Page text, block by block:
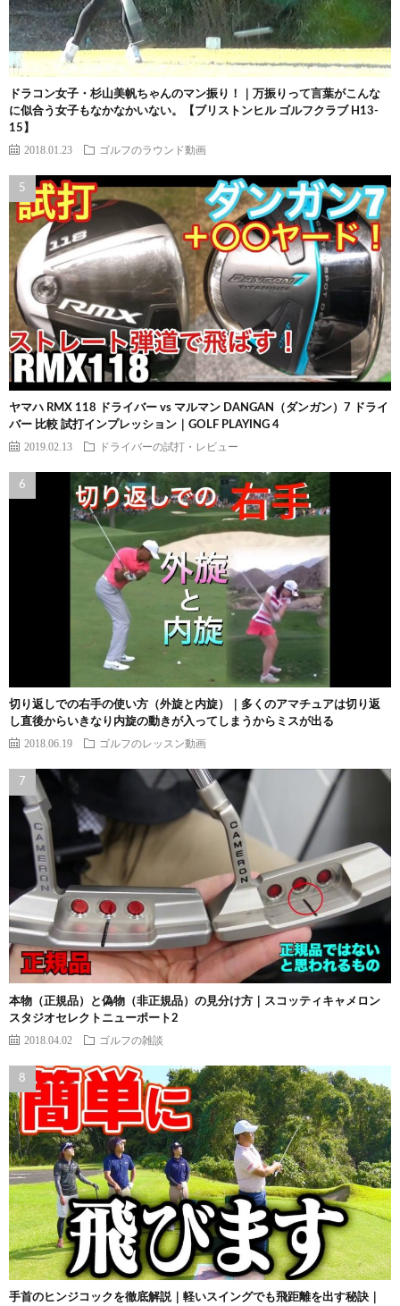
ドラコン女子・杉山美帆ちゃんのマン振り！｜万振りって言葉がこんな
に似合う女子もなかなかいない。【ブリストンヒル ゴルフクラブ H13-
15】
2018.01.23 ゴルフのラウンド動画
ヤマハ RMX 118 ドライバー vs マルマン DANGAN（ダンガン）7 ドライ
バー 比較 試打インプレッション｜GOLF PLAYING 4
2019.02.13 ドライバーの試打・レビュー
切り返しでの右手の使い方（外旋と内旋）｜多くのアマチュアは切り返
し直後からいきなり内旋の動きが入ってしまうからミスが出る
2018.06.19 ゴルフのレッスン動画
本物（正規品）と偽物（非正規品）の見分け方｜スコッティキャメロン
スタジオセレクトニューポート2
2018.04.02 ゴルフの雑談
手首のヒンジコックを徹底解説｜軽いスイングでも飛距離を出す秘訣｜